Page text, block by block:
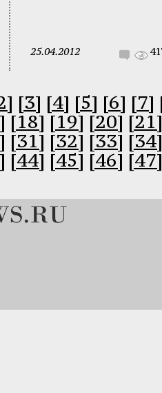
25.04.2012
[3] [4] [5] [6] [7]
[18] [19] [20] [21]
[31] [32] [33] [34]
[44] [45] [46] [47]